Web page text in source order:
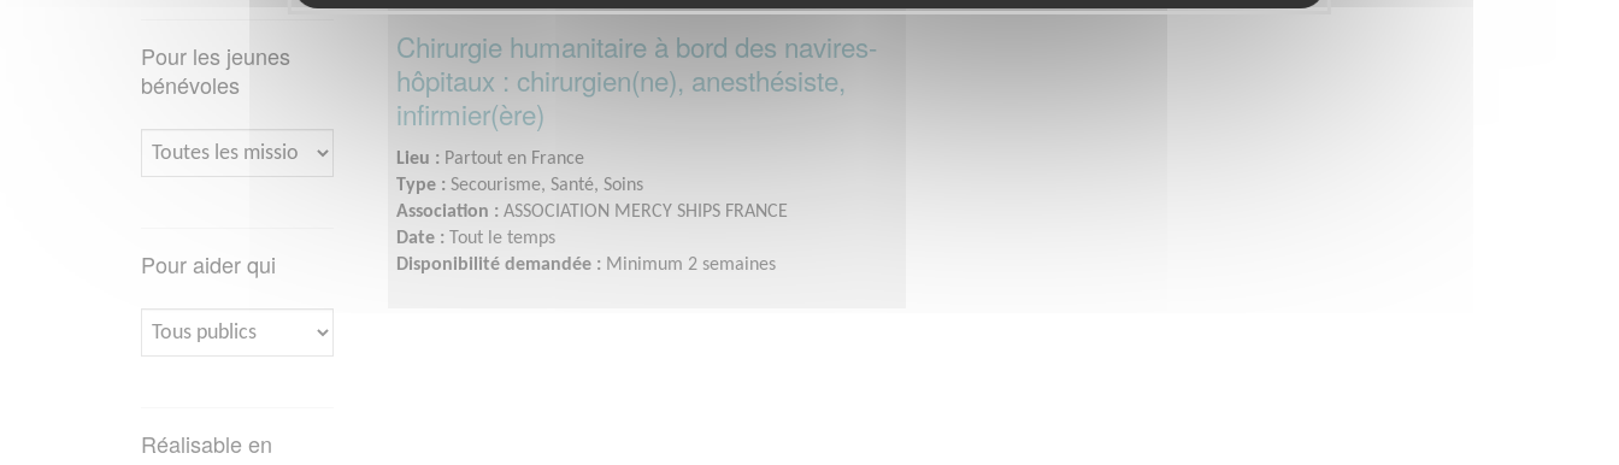
Pour les jeunes
bénévoles
Pour aider qui
Réalisable en
Chirurgie humanitaire à bord des navires-
hôpitaux : chirurgien(ne), anesthésiste,
infirmier(ère)
Lieu : Partout en France
Type : Secourisme, Santé, Soins
Association : ASSOCIATION MERCY SHIPS FRANCE
Date :
Tout le temps
Disponibilité demandée : Minimum 2 semaines